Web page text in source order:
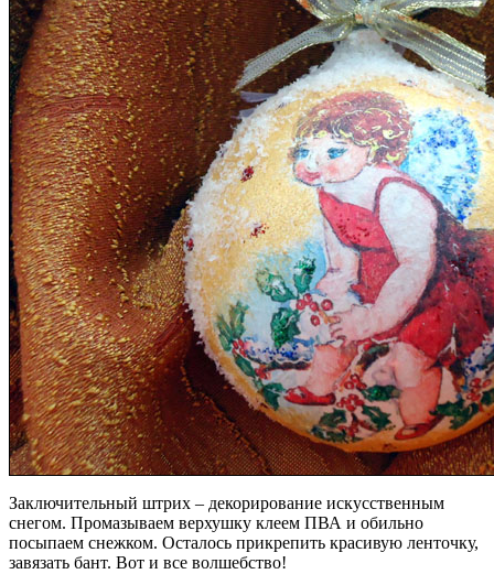
Заключительный штрих – декорирование искусственным
снегом. Промазываем верхушку клеем ПВА и обильно
посыпаем снежком. Осталось прикрепить красивую ленточку,
завязать бант. Вот и все волшебство!